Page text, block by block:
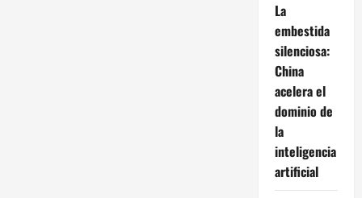
La
embestida
silenciosa:
China
acelera el
dominio de
la
inteligencia
artificial